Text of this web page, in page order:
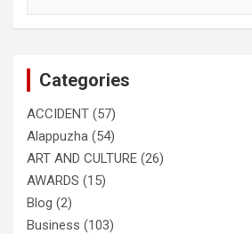
Categories
ACCIDENT (57)
Alappuzha (54)
ART AND CULTURE (26)
AWARDS (15)
Blog (2)
Business (103)